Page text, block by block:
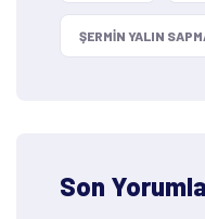
ŞERMIN YALIN
Son